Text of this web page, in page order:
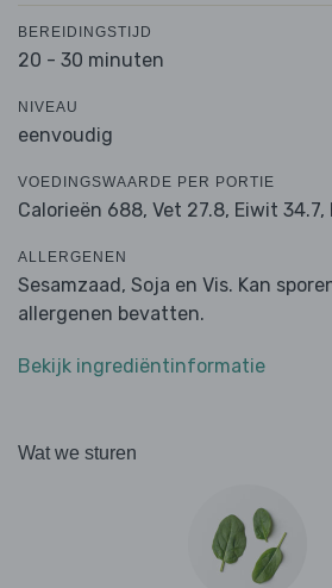
BEREIDINGSTIJD
20 - 30 minuten
NIVEAU
eenvoudig
VOEDINGSWAARDE PER PORTIE
Calorieën 688, Vet 27.8, Eiwit 34.7,
ALLERGENEN
Sesamzaad, Soja en Vis. Kan
allergenen bevatten.
Bekijk ingrediëntinformatie
Wat we sturen